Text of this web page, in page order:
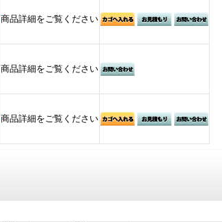
商品詳細をご覧ください
商品詳細をご覧ください
商品詳細をご覧ください